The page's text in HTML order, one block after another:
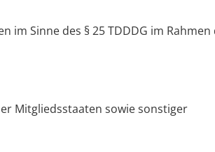
Sinne des § 25 TDDDG im Rahmen
Mitgliedsstaaten sowie sonstiger